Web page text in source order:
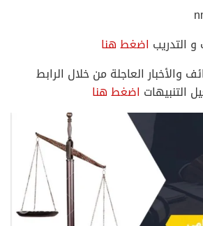
التدريب اضغط هنا
والأخبار العاجلة من خلال الرابط
التنبيهات اضغط هنا